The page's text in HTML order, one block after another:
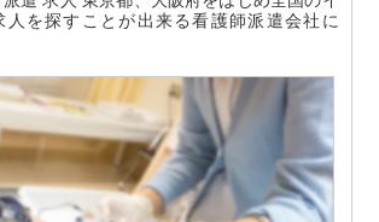
人を探すことが出来る看護師派遣会社に